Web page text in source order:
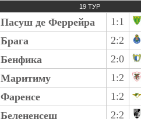
19 ТУР
Пасуш де Феррейра 1:1
Брага 2:2
Бенфика 2:0
Маритиму 1:2
Фаренсе 1:2
Белененсеш 2:2